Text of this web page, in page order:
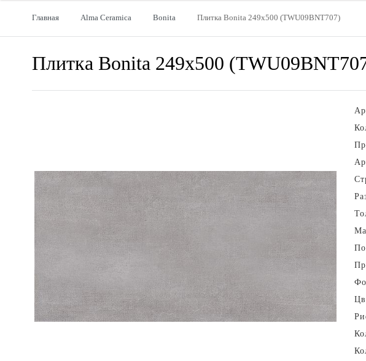
Главная Alma Ceramica Bonita Плитка Bonita 249x500 (TWU09BNT707)
Плитка Bonita 249x500